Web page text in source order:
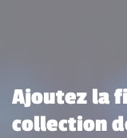
Ajoutez la
collection